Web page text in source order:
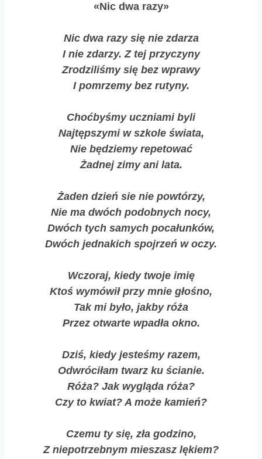
«Nic dwa razy»
Nic dwa razy się nie zdarza
I nie zdarzy. Z tej przyczyny
Zrodziliśmy się bez wprawy
I pomrzemy bez rutyny.
Choćbyśmy uczniami byli
Najtępszymi w szkole świata,
Nie będziemy repetować
Żadnej zimy ani lata.
Żaden dzień sie nie powtórzy,
Nie ma dwóch podobnych nocy,
Dwóch tych samych pocałunków,
Dwóch jednakich spojrzeń w oczy.
Wczoraj, kiedy twoje imię
Ktoś wymówił przy mnie głośno,
Tak mi było, jakby róża
Przez otwarte wpadła okno.
Dziś, kiedy jesteśmy razem,
Odwróciłam twarz ku ścianie.
Róża? Jak wygląda róża?
Czy to kwiat? A może kamień?
Czemu ty się, zła godzino,
Z niepotrzebnym mieszasz lękiem?